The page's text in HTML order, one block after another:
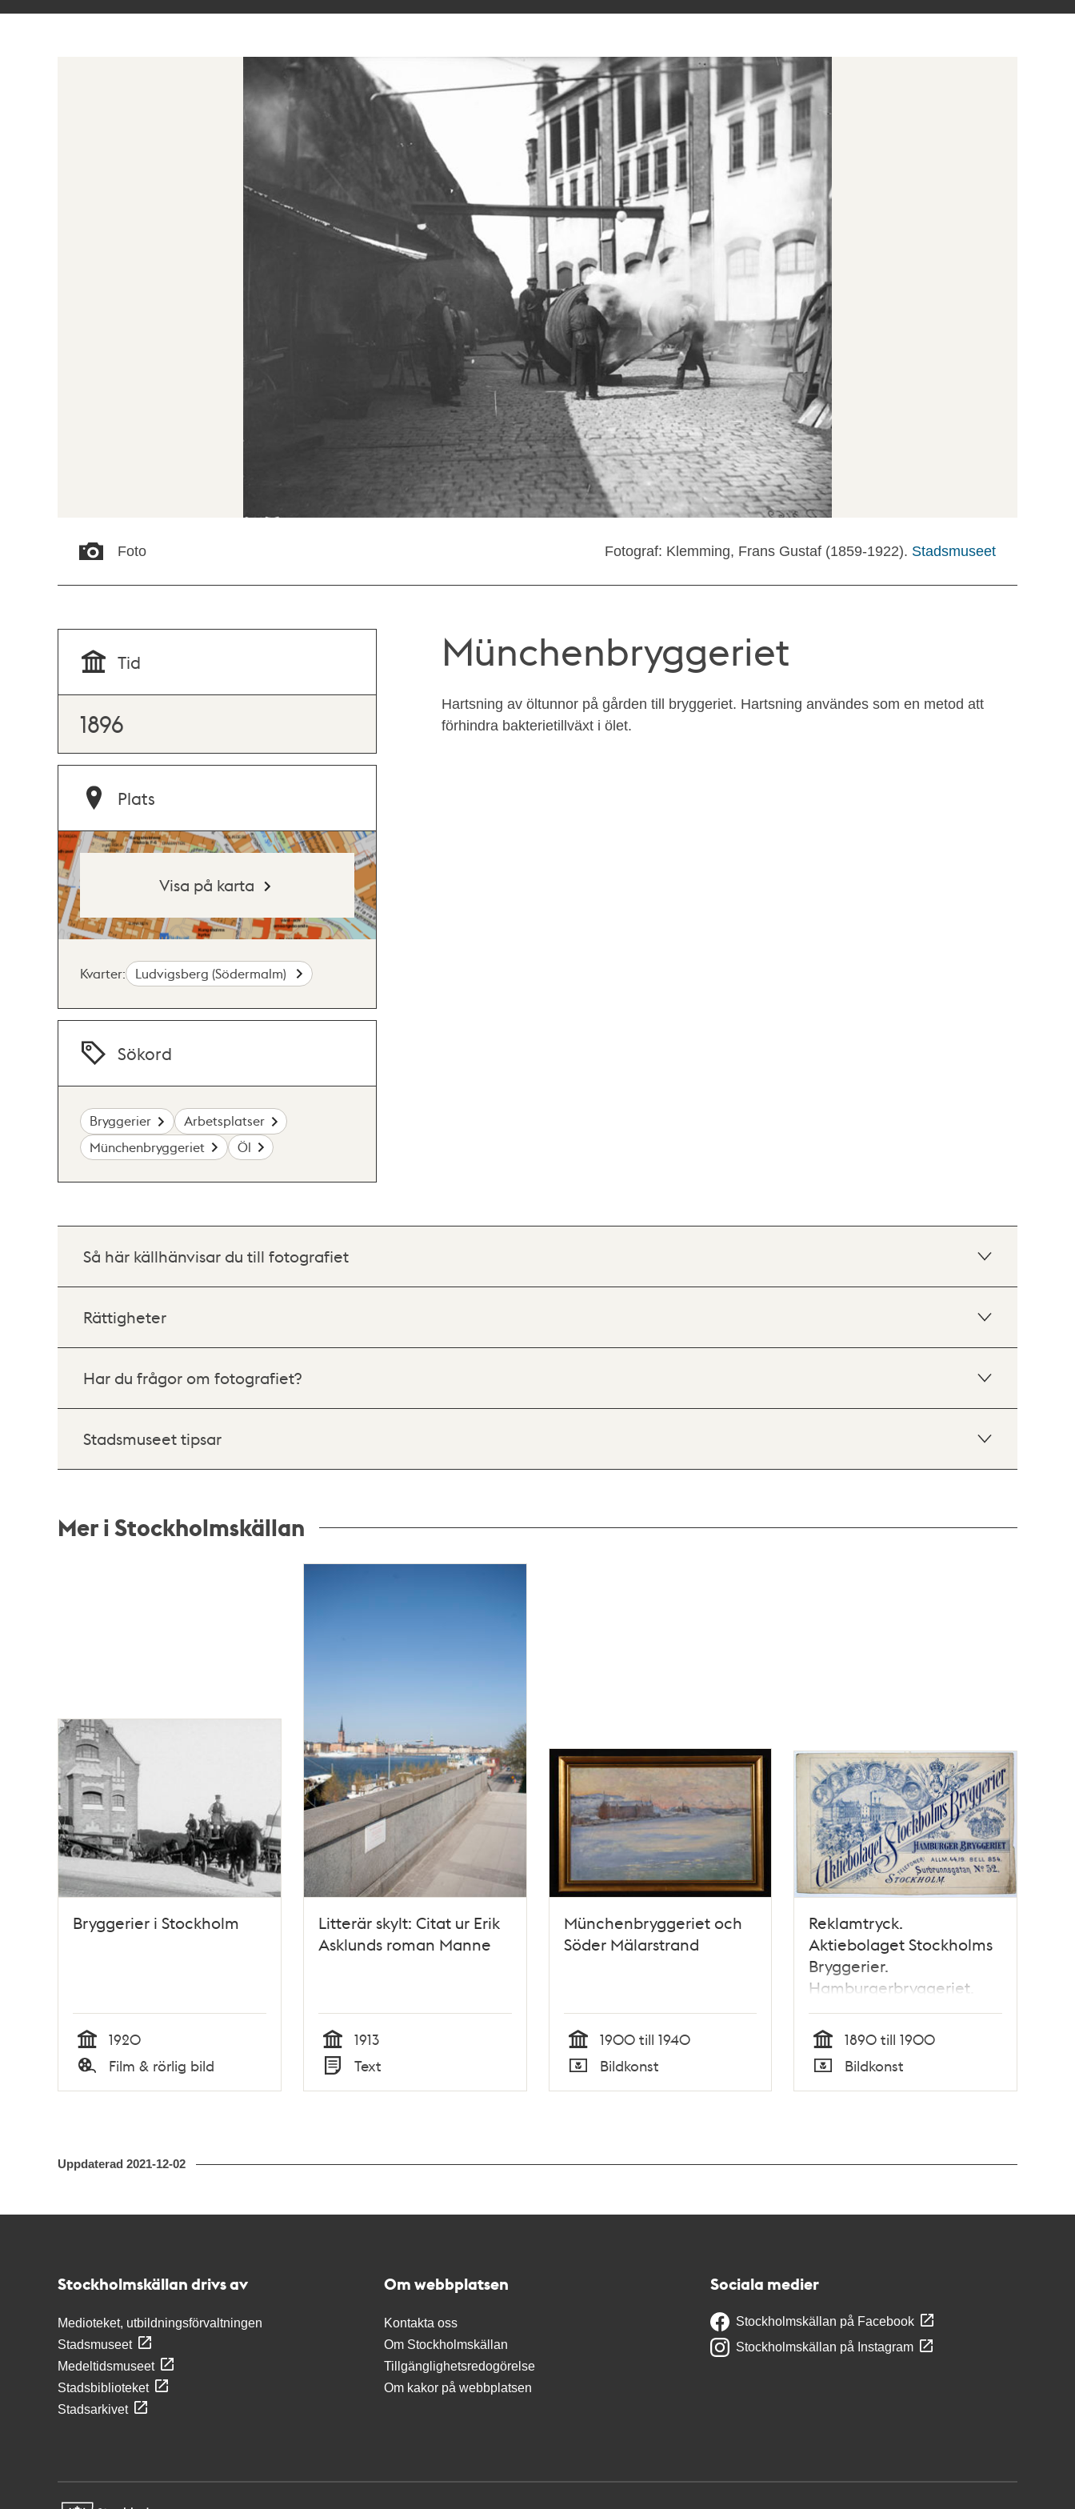
Foto Fotograf: Klemming, Frans Gustaf (1859-1922). Stadsmuseet
Münchenbryggeriet
Hartsning av öltunnor på gården till bryggeriet. Hartsning användes som en metod att
förhindra bakterietillväxt i ölet.
Tid
1896
Plats
Visa på karta
Kvarter: Ludvigsberg (Södermalm)
Sökord
Bryggerier
Arbetsplatser
Münchenbryggeriet
Öl
Så här källhänvisar du till fotografiet
Rättigheter
Har du frågor om fotografiet?
Stadsmuseet tipsar
Mer i Stockholmskällan
Bryggerier i Stockholm
Tid
1920
Typ
Film & rörlig bild
Litterär skylt: Citat ur Erik
Asklunds roman Manne
Tid
1913
Typ
Text
Münchenbryggeriet och
Söder Mälarstrand
Tid
1900 till 1940
Typ
Bildkonst
Reklamtryck.
Aktiebolaget Stockholms
Bryggerier.
Hamburgerbryggeriet.
Tid
1890 till 1900
Typ
Bildkonst
Uppdaterad 2021-12-02
Stockholmskällan drivs av
Medioteket, utbildningsförvaltningen
Stadsmuseet
Medeltidsmuseet
Stadsbiblioteket
Stadsarkivet
Om webbplatsen
Kontakta oss
Om Stockholmskällan
Tillgänglighetsredogörelse
Om kakor på webbplatsen
Sociala medier
Stockholmskällan på Facebook
Stockholmskällan på Instagram